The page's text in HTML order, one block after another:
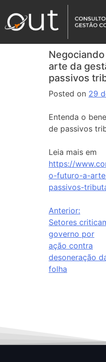
arte da
passivos
Posted on 29
Entenda o
de passivos
Leia mais em
https://
o-futuro-a-
passivos-
Anterior:
Setores
governo por
ação contra
desoneração
folha